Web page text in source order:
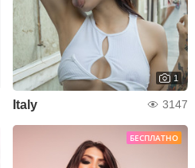
1
Italy 3147
БЕСПЛАТНО